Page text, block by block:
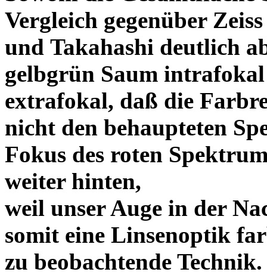
Vergleich gegenüber Zeiss
und Takahashi deutlich
gelbgrün Saum
extrafokal, daß die
nicht den behaupteten
Fokus des roten
weiter hinten,
weil unser Auge in der
somit eine Linsenoptik
zu beobachtende